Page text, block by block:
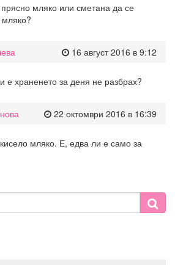
мляко или сметана да се
мляко?
16 август 2016 в 9:12
е храненето за деня не разбрах?
22 октомври 2016 в 16:39
мляко. Е, едва ли е само за